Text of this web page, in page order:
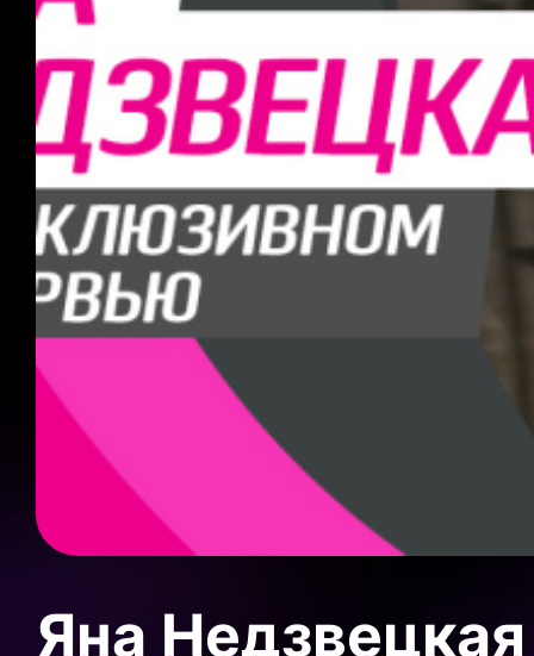
Яна Недзвецкая